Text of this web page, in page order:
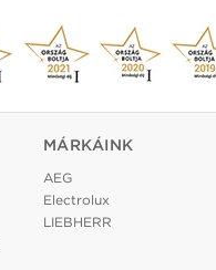
MÁRKÁINK
AEG
Electrolux
LIEBHERR